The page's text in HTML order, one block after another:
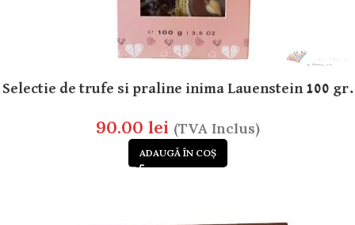
Selectie de trufe si praline inima Lauenstein 100 gr.
90.00 lei (TVA Inclus)
ADAUGĂ ÎN COȘ